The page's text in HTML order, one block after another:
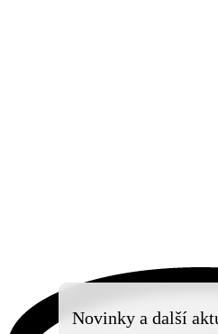
Novinky a další